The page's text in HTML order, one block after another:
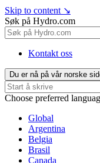
Skip to content ↘
Søk på Hydro.com
Kontakt oss
Du er nå på vår norske
Choose preferred
Global
Argentina
Belgia
Brasil
Canada